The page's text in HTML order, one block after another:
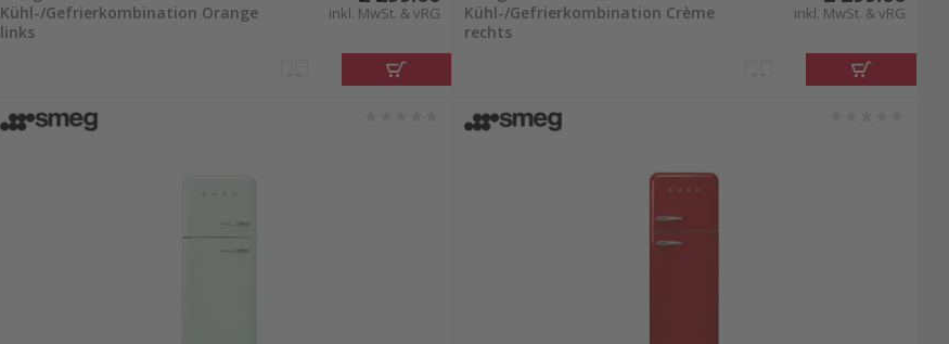
Kühl-/Gefrierkombination Orange
links
inkl. MwSt. & vRG
Kühl-/Gefrierkombination Crème
rechts
inkl. MwSt. & vRG